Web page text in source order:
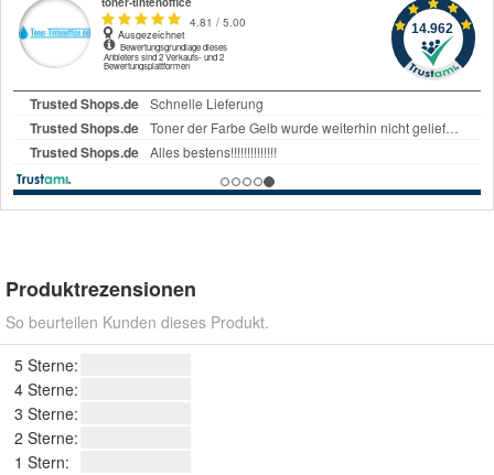
Produktrezensionen
So beurteilen Kunden dieses Produkt.
5 Sterne:
4 Sterne:
3 Sterne:
2 Sterne:
1 Stern: